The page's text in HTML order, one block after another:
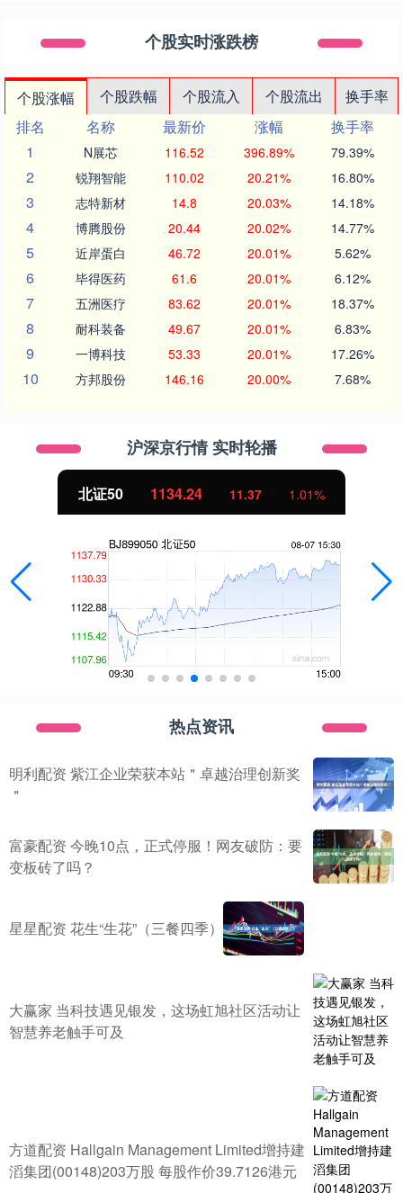
个股实时涨跌榜
个股涨幅 个股跌幅 个股流入 个股流出
换手率
排名
名称 最新价 涨幅
换手率
1
N展芯 116.52 396.89% 79.39%
2 锐翔智能 110.02 20.21% 16.80%
3 志特新材 14.8 20.03% 14.18%
4 博腾股份 20.44 20.02% 14.77%
5 近岸蛋白 46.72 20.01% 5.62%
6 毕得医药 61.6 20.01% 6.12%
7 五洲医疗 83.62 20.01% 18.37%
8 耐科装备 49.67 20.01% 6.83%
9 一博科技 53.33 20.01% 17.26%
10 方邦股份 146.16 20.00% 7.68%
沪深京行情 实时轮播
北证50 1134.24 11.37 1.01%
热点资讯
明利配资 紫江企业荣获本站＂卓越治理创新奖
＂
富豪配资 今晚10点，正式停服！网友破防：要
变板砖了吗？
星星配资 花生“生花”（三餐四季）
大赢家 当科技遇见银发，这场虹旭社区活动让
智慧养老触手可及
方道配资 Hallgain Management Limited增持建
滔集团(00148)203万股 每股作价39.7126港元